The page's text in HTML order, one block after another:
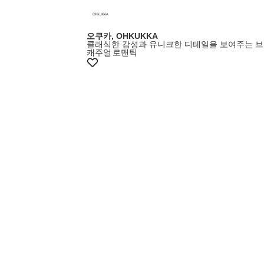
오쿠카, OHKUKKA
클래식한 감성과 유니크한 디테일을 보여주는
캐주얼 로맨틱